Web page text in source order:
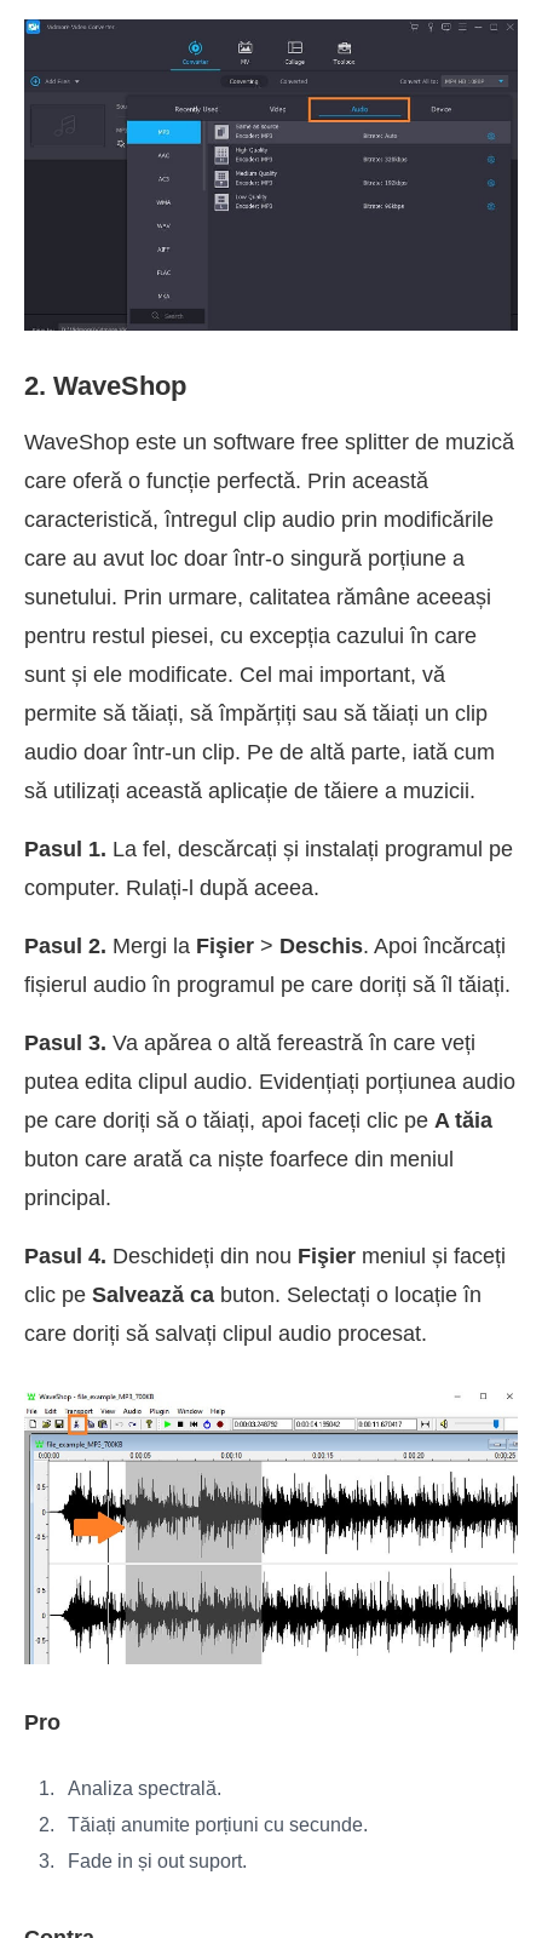
2. WaveShop
WaveShop este un software free splitter de muzică
care oferă o funcție perfectă. Prin această
caracteristică, întregul clip audio prin modificările
care au avut loc doar într-o singură porțiune a
sunetului. Prin urmare, calitatea rămâne aceeași
pentru restul piesei, cu excepția cazului în care
sunt și ele modificate. Cel mai important, vă
permite să tăiați, să împărțiți sau să tăiați un clip
audio doar într-un clip. Pe de altă parte, iată cum
să utilizați această aplicație de tăiere a muzicii.
Pasul 1. La fel, descărcați și instalați programul pe
computer. Rulați-l după aceea.
Pasul 2. Mergi la Fişier > Deschis. Apoi încărcați
fișierul audio în programul pe care doriți să îl tăiați.
Pasul 3. Va apărea o altă fereastră în care veți
putea edita clipul audio. Evidențiați porțiunea audio
pe care doriți să o tăiați, apoi faceți clic pe A tăia
buton care arată ca niște foarfece din meniul
principal.
Pasul 4. Deschideți din nou Fişier meniul și faceți
clic pe Salvează ca buton. Selectați o locație în
care doriți să salvați clipul audio procesat.
Pro
Analiza spectrală.
Tăiați anumite porțiuni cu secunde.
Fade in și out suport.